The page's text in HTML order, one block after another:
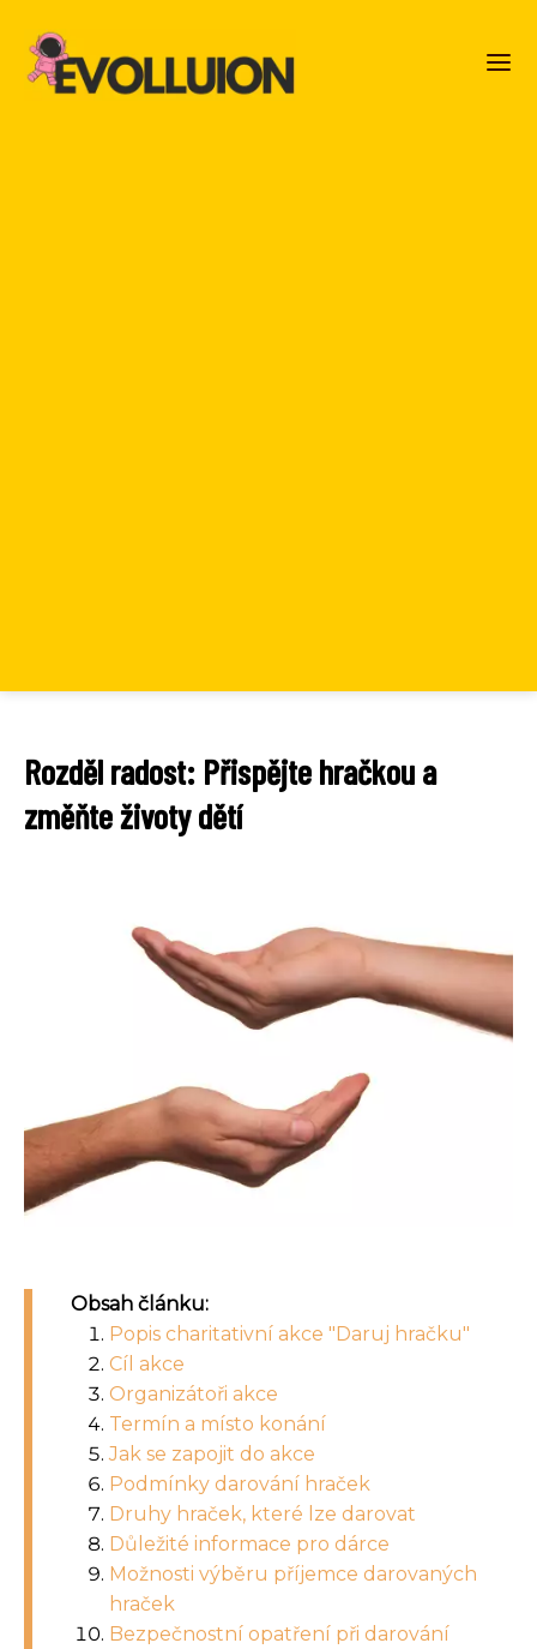
Rozděl radost: Přispějte hračkou a
změňte životy dětí
Obsah článku:
Popis charitativní akce "Daruj hračku"
Cíl akce
Organizátoři akce
Termín a místo konání
Jak se zapojit do akce
Podmínky darování hraček
Druhy hraček, které lze darovat
Důležité informace pro dárce
Možnosti výběru příjemce darovaných
hraček
Bezpečnostní opatření při darování